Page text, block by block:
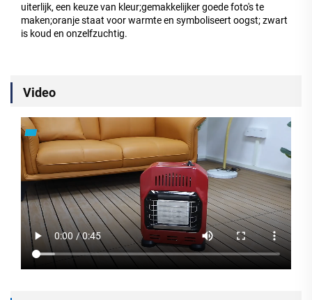
uiterlijk, een keuze van kleur;gemakkelijker goede foto's te
maken;oranje staat voor warmte en symboliseert oogst; zwart
is koud en onzelfzuchtig.
Video